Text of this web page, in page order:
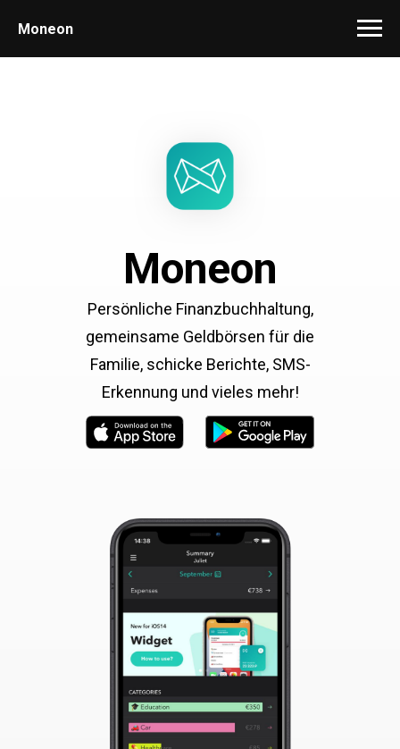
Moneon
Persönliche Finanzbuchhaltung,
gemeinsame Geldbörsen für die
Familie, schicke Berichte, SMS-
Erkennung und vieles mehr!
Moneon